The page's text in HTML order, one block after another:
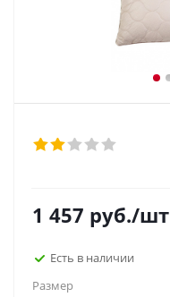
1 457 руб./шт
Есть в наличии
Размер